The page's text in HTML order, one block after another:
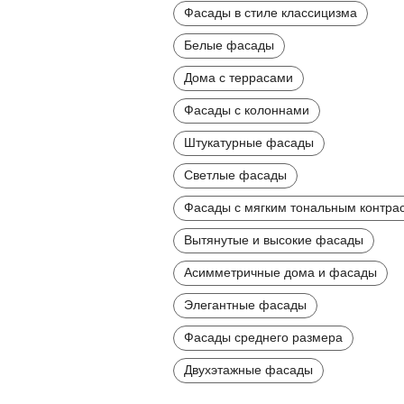
Фасады в стиле классицизма
Белые фасады
Дома с террасами
Фасады с колоннами
Штукатурные фасады
Светлые фасады
Фасады с мягким тональным
Вытянутые и высокие фасады
Асимметричные дома и фасады
Элегантные фасады
Фасады среднего размера
Двухэтажные фасады